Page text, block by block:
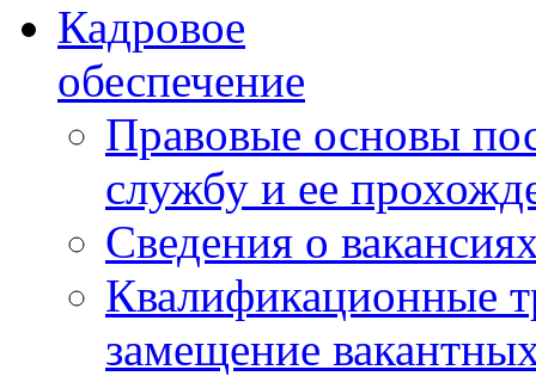
Кадровое
обеспечение
Правовые основы
службу и ее
Сведения о
Квалификационные
замещение